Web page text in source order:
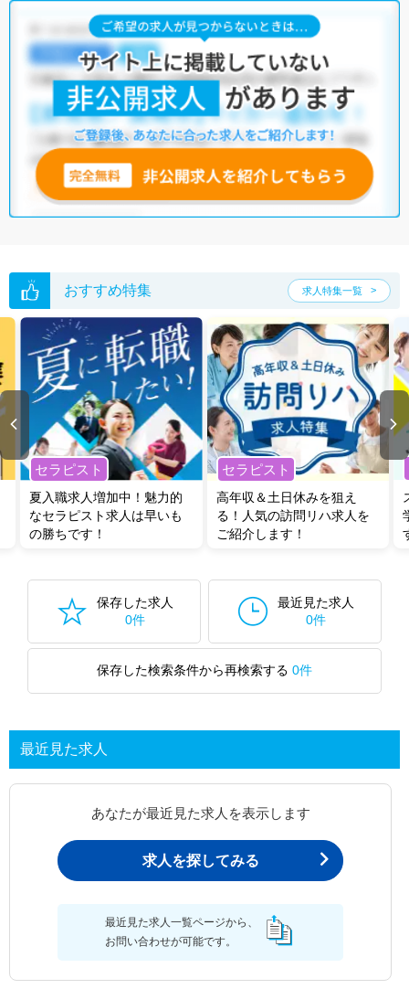
熊本市中央区の放射線技師求人では以下のような条件が人気です。
積極採用中・残業少なめ ・ 住宅手当・補助あり ・
・病院・介護福祉施設・その他
他の条件でも人気の求人がございますので、「こだわり条件」から検索
いただくか、お気軽にお問い合わせください。
全国の放射線技師求人から検索いただくことも可能です。
無料転職支援サービス
にお申し込みいただくと、ご希望条件をヒアリン
グした上で求人をご提案いたします。
ご希望条件がまだ定まっていない方は人気の希望条件をピックアップし
い。
おすすめ特集 求人特集一覧
セラピスト
夏入職求人増加中！魅力的
なセラピスト求人は早いも
の勝ちです！
セラピスト
高年収＆土日休みを狙え
る！人気の訪問リハ求人を
ご紹介します！
保存した求人
0件
最近見た求人
0件
保存した検索条件から再検索する 0件
最近見た求人
あなたが最近見た求人を表示します
求人を探してみる
最近見た求人一覧ページから、
お問い合わせが可能です。